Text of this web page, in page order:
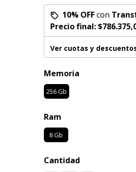
10% OFFcon
Precio final:
Ver cuotas y
Memoria
256 Gb
Ram
8 Gb
Cantidad